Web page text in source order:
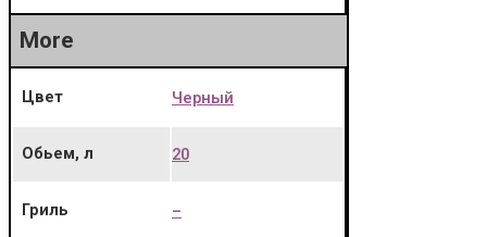
More
Цвет Черный
Обьем, л 20
Гриль –